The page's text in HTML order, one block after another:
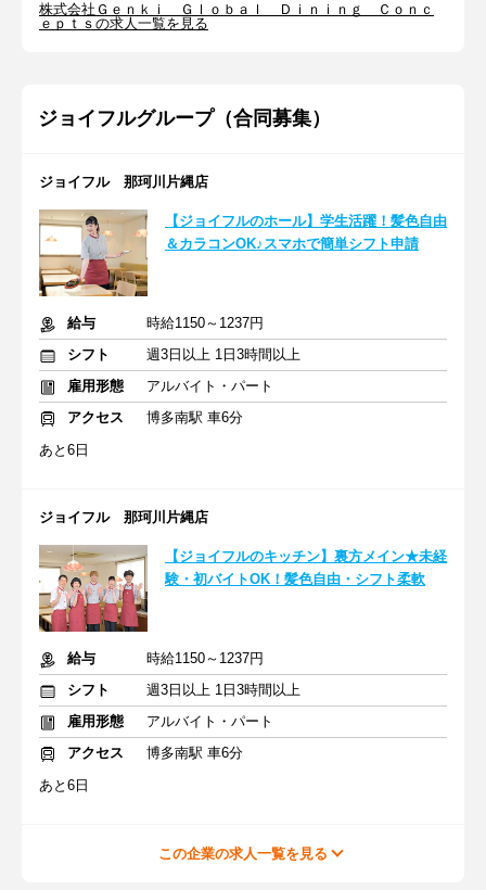
株式会社Ｇｅｎｋｉ Ｇｌｏｂａｌ Ｄｉｎｉｎｇ Ｃｏｎｃ
ｅｐｔｓの求人一覧を見る
ジョイフルグループ（合同募集）
ジョイフル 那珂川片縄店
【ジョイフルのホール】学生活躍！髪色自由
＆カラコンOK♪スマホで簡単シフト申請
給与
時給1150～1237円
シフト
週3日以上 1日3時間以上
雇用形態
アルバイト・パート
アクセス
博多南駅 車6分
あと6日
ジョイフル 那珂川片縄店
【ジョイフルのキッチン】裏方メイン★未経
験・初バイトOK！髪色自由・シフト柔軟
給与
時給1150～1237円
シフト
週3日以上 1日3時間以上
雇用形態
アルバイト・パート
アクセス
博多南駅 車6分
あと6日
この企業の求人一覧を見る